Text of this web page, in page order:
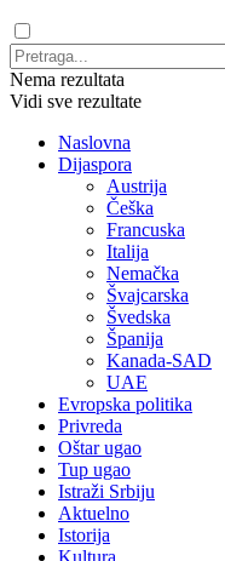
Nema rezultata
Vidi sve rezultate
Naslovna
Dijaspora
Austrija
Češka
Francuska
Italija
Nemačka
Švajcarska
Švedska
Španija
Kanada-SAD
UAE
Evropska politika
Privreda
Oštar ugao
Tup ugao
Istraži Srbiju
Aktuelno
Istorija
Kultura